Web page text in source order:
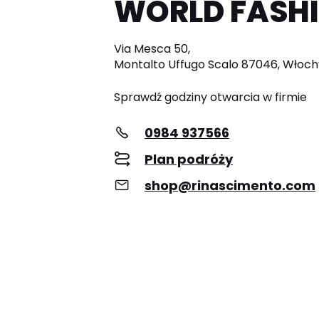
WORLD
Via Mesca 50,
Montalto Uffugo Scalo 87046,
Sprawdź godziny otwarcia w firmie
0984 937566
Plan podróży
shop@rinascimento.com